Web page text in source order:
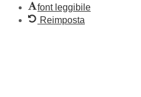
font leggibile
Reimposta